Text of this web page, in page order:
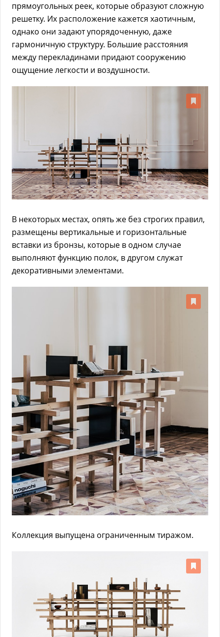
прямоугольных реек, которые образуют сложную
решетку. Их расположение кажется хаотичным,
однако они задают упорядоченную, даже
гармоничную структуру. Большие расстояния
между перекладинами придают сооружению
ощущение легкости и воздушности.
В некоторых местах, опять же без строгих правил,
размещены вертикальные и горизонтальные
вставки из бронзы, которые в одном случае
выполняют функцию полок, в другом служат
декоративными элементами.
Коллекция выпущена ограниченным тиражом.